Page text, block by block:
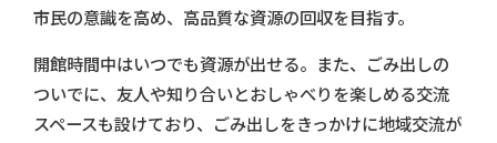
市民の意識を高め、高品質な資源の回収を目指す。
開館時間中はいつでも資源が出せる。また、ごみ出しの
ついでに、友人や知り合いとおしゃべりを楽しめる交流
スペースも設けており、ごみ出しをきっかけに地域交流が